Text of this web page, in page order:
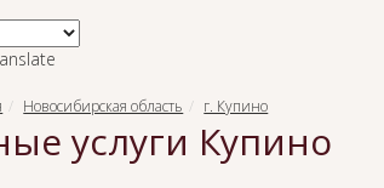
Новосибирская область г. Купино
услуги Купино